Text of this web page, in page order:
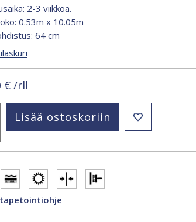
2-3 viikkoa.
0.53m x 10.05m
64 cm
€ /rll
Lisää ostoskoriin